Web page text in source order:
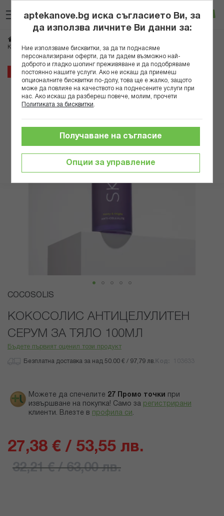
към
съдържанието
Вход
КОКОСОЛИС АНТИЦЕЛУЛИТЕН СЕРУМ ЗА ТЯЛО 100МЛ
15%
Преминете
края
Преминете
началото
галерия
със
COCOSOLIS
КОКОСОЛИС АНТИЦЕЛУЛИТЕН
СЕРУМ ЗА ТЯЛО 100МЛ
Бъдете първият оценил този продукт
Безплатна доставка за над 50.00 € / 97,79 лв.
Можете да спечелите 27 Промо точки
при
извършване на покупка! Само за регистрирани
клиенти. Влезте в профила си .
27,38 € / 53,55 лв.
32,21 € / 63,00 лв.
aptekanove.bg иска съгласието Ви, за
да използва личните Ви данни за:
Ние използваме бисквитки, за да ти поднасяме
персонализирани оферти, да ти дадем възможно най-
доброто и гладко шопинг преживяване и да подобряваме
постоянно нашите услуги. Ако не искаш да приемеш
опционалните бисквитки по-долу, това ще е жалко, защото
може да повлияе на качеството на поднесените услуги при
нас. Ако искаш да разбереш повече, молим, прочети
Политиката за бисквитки
Опции за управление
Получаване на съгласие